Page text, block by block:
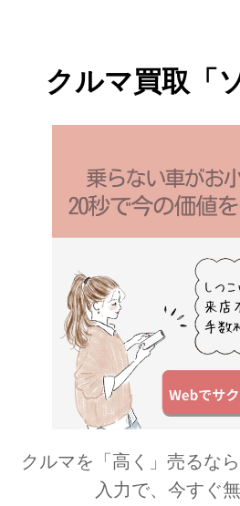
ン」 口に入れた
き氷が若者を中
いるというから
No.1!『きな粉餅
は、ソルビンの
3号店、東北・仙...
クルマ買取「
クルマを「高く」売るな
入力で、今すぐ